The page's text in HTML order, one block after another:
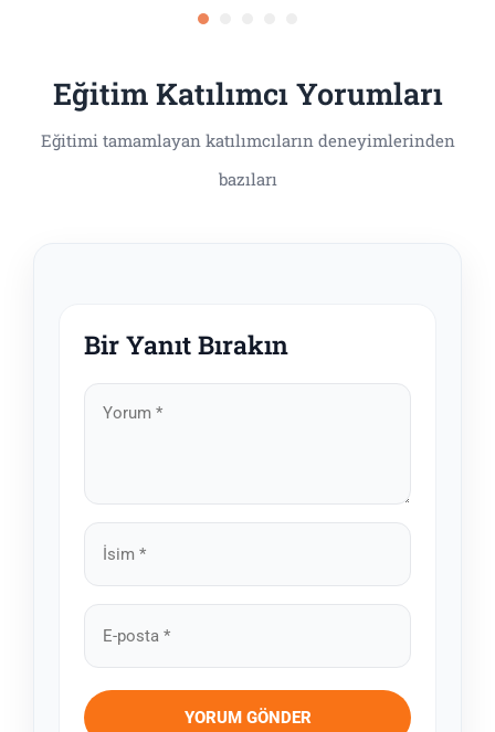
Eğitim Katılımcı Yorumları
Bir Yanıt Bırakın